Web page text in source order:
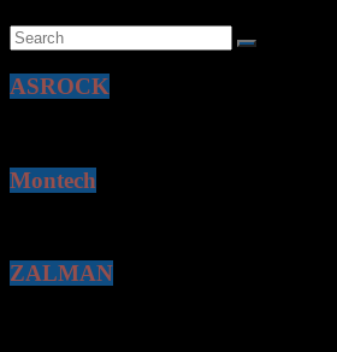
ASROCK
Montech
ZALMAN